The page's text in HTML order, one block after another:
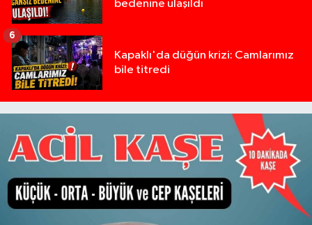
bedenine ulaşıldı
Kapaklı'da düğün krizi: Camlarımız
bile titredi
6